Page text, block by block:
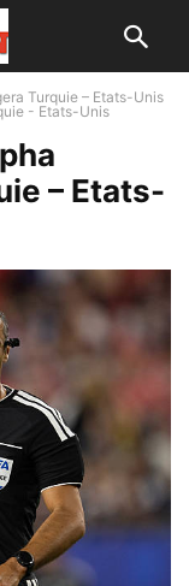
Turquie – Etats-Unis
- Etats-Unis
– Etats-